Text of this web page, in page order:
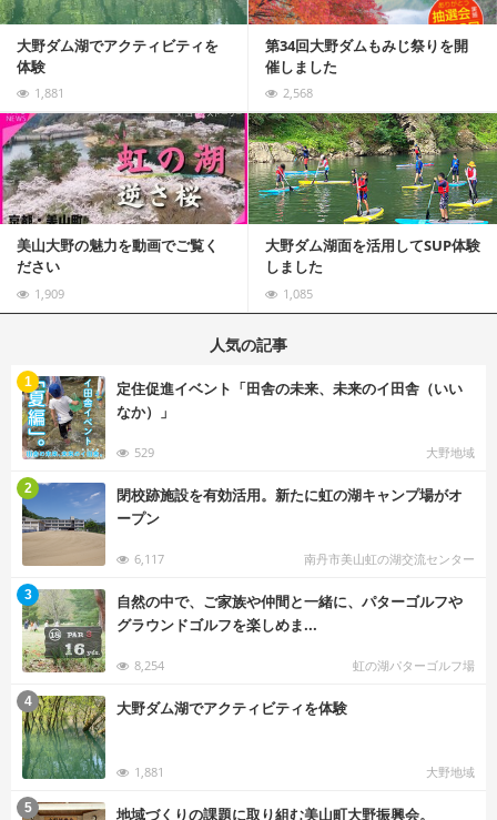
大野ダム湖でアクティビティを
体験
1,881
第34回大野ダムもみじ祭りを開
催しました
2,568
美山大野の魅力を動画でご覧く
ださい
1,909
大野ダム湖面を活用してSUP体験
しました
1,085
記事を読む
人気の記事
定住促進イベント「田舎の未来、未来のイ田舎（いい
なか）」
529 大野地域
1
閉校跡施設を有効活用。新たに虹の湖キャンプ場がオ
ープン
6,117 南丹市美山虹の湖交流センター
2
自然の中で、ご家族や仲間と一緒に、パターゴルフや
グラウンドゴルフを楽しめま...
8,254 虹の湖パターゴルフ場
3
大野ダム湖でアクティビティを体験
1,881 大野地域
4
地域づくりの課題に取り組む美山町大野振興会。
5